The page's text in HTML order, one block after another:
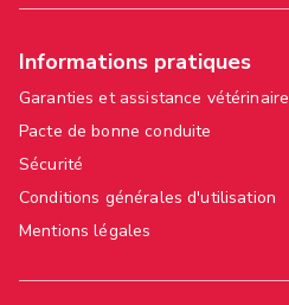
Informations pratiques
Garanties et assistance vétérinaire
Pacte de bonne conduite
Sécurité
Conditions générales d'utilisation
Mentions légales